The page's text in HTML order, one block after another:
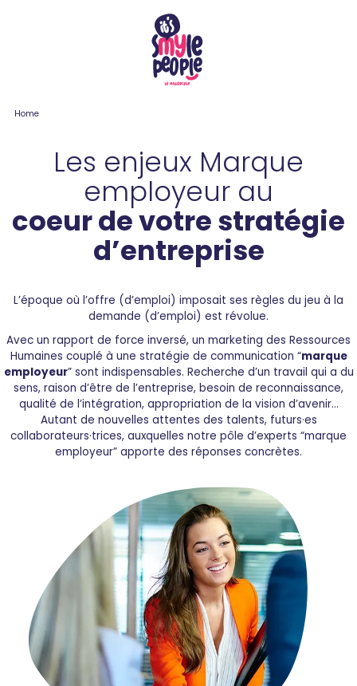
Home
Les enjeux Marque
employeur au
coeur de votre stratégie
d’entreprise
L’époque où l’offre (d’emploi) imposait ses règles du jeu à la
demande (d’emploi) est révolue.
Avec un rapport de force inversé, un marketing des Ressources
Humaines couplé à une stratégie de communication “marque
employeur” sont indispensables. Recherche d’un travail qui a du
sens, raison d’être de l’entreprise, besoin de reconnaissance,
qualité de l’intégration, appropriation de la vision d’avenir...
Autant de nouvelles attentes des talents, futurs·es
collaborateurs·trices, auxquelles notre pôle d’experts “marque
employeur” apporte des réponses concrètes.